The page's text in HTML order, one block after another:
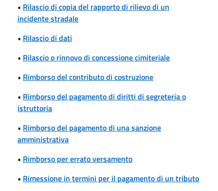
• Rilascio di copia del rapporto di rilievo di un
incidente stradale
• Rilascio di dati
• Rilascio o rinnovo di concessione cimiteriale
• Rimborso del contributo di costruzione
• Rimborso del pagamento di diritti di segreteria o
istruttoria
• Rimborso del pagamento di una sanzione
amministrativa
• Rimborso per errato versamento
• Rimessione in termini per il pagamento di un tributo